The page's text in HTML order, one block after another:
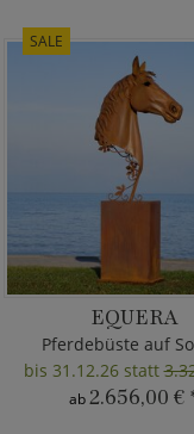
SALE
EQUERA
Pferdebüste auf
bis 31.12.26 statt
ab2.656,00 €